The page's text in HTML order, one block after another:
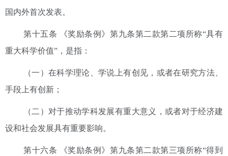
国内外首次发表。
第十五条 《奖励条例》第九条第二款第二项所称“具有
重大科学价值”，是指：
（一）在科学理论、学说上有创见，或者在研究方法、
手段上有创新；
（二）对于推动学科发展有重大意义，或者对于经济建
设和社会发展具有重要影响。
第十六条 《奖励条例》第九条第二款第三项所称“得到